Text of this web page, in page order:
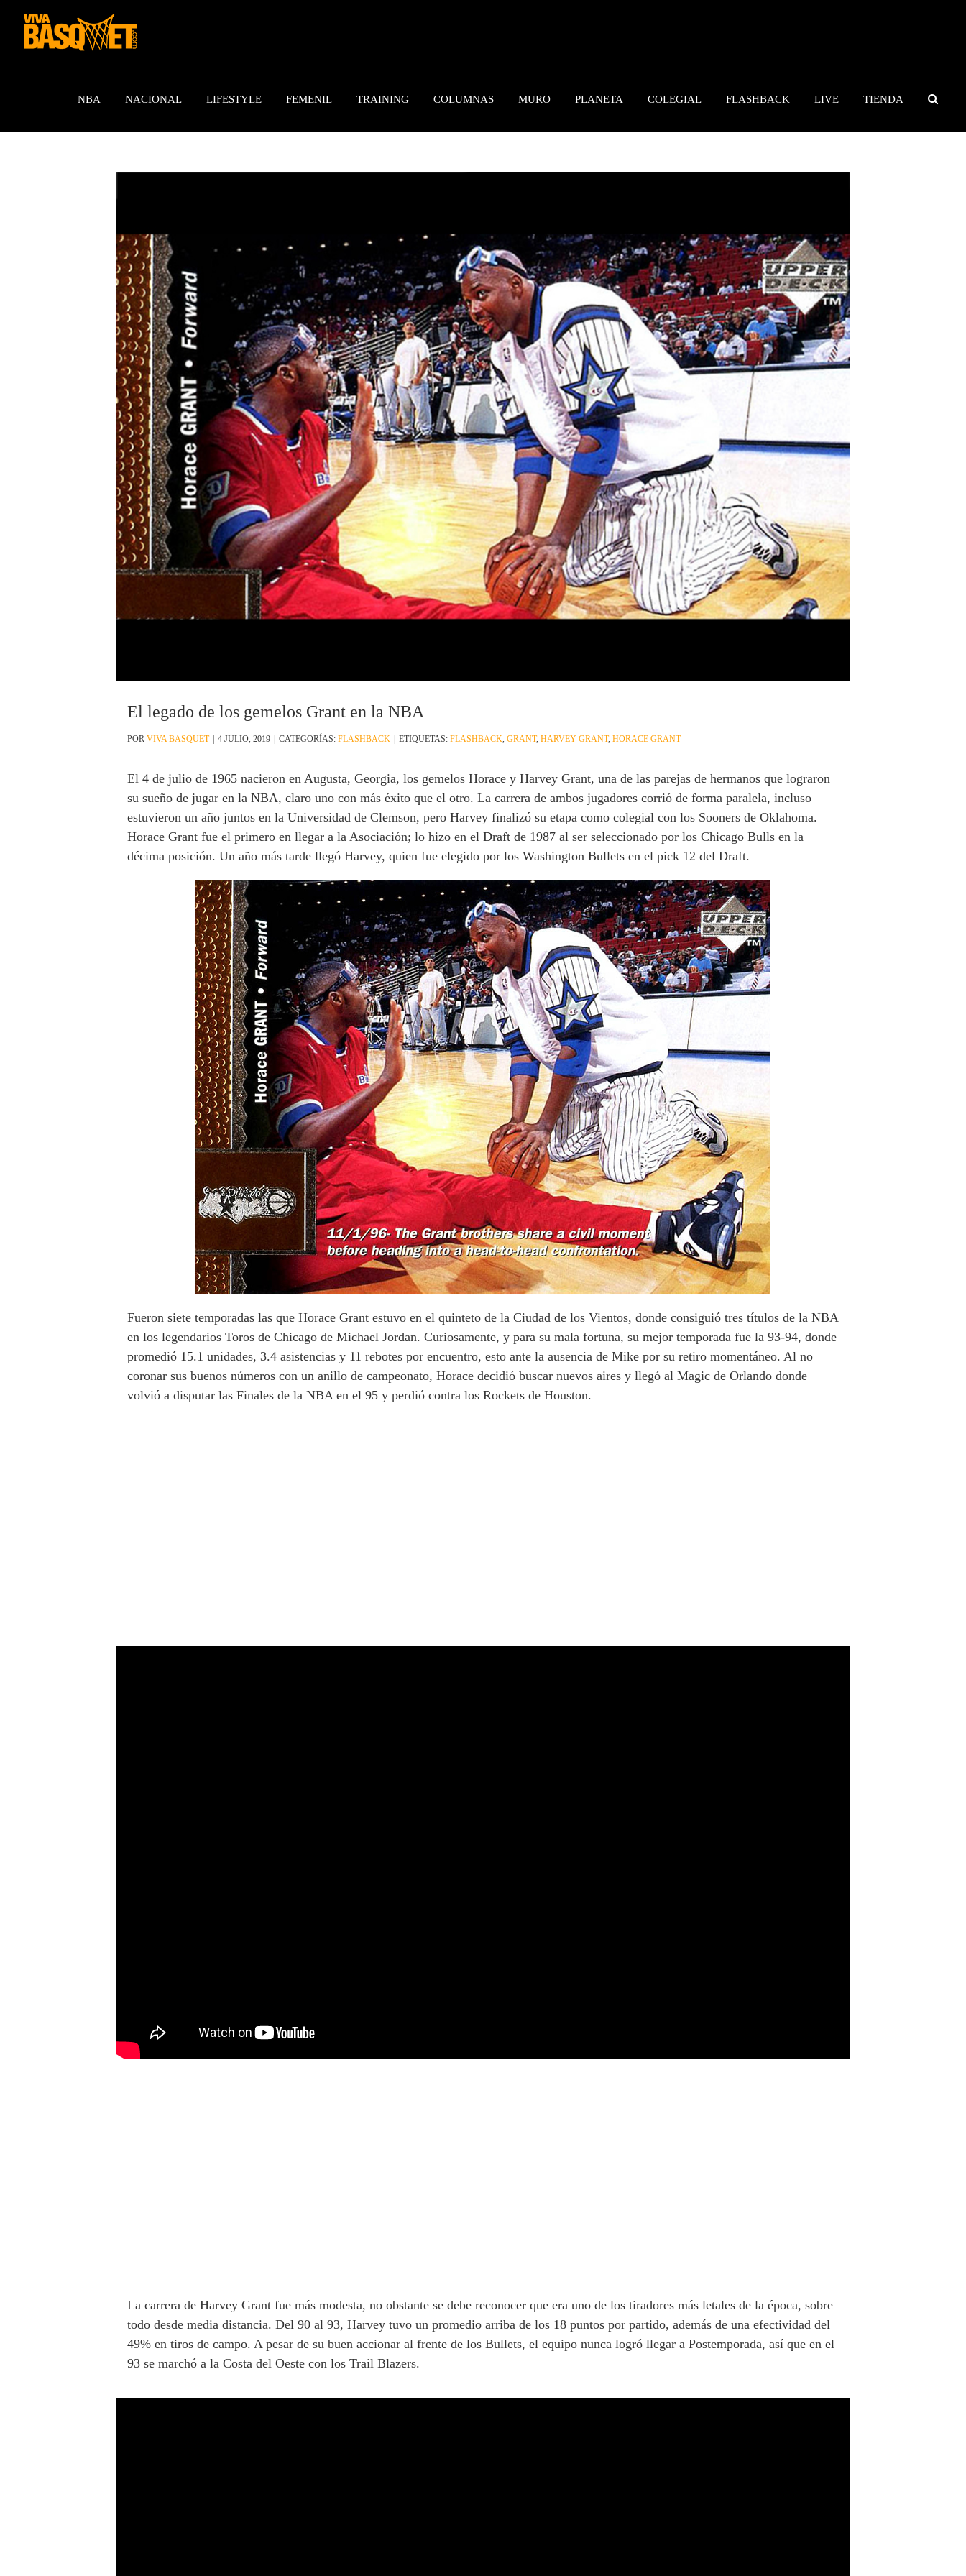
contenido
NBA NACIONAL LIFESTYLE FEMENIL TRAINING COLUMNAS MURO PLANETA COLEGIAL FLASHBACK LIVE TIENDA
El legado de los gemelos Grant en la NBA
POR VIVA BASQUET 4 JULIO, 2019 CATEGORÍAS: FLASHBACK ETIQUETAS: FLASHBACK, GRANT, HARVEY GRANT, HORACE GRANT
El 4 de julio de 1965 nacieron en Augusta, Georgia, los gemelos Horace y Harvey Grant, una de las parejas de hermanos que lograron
su sueño de jugar en la NBA, claro uno con más éxito que el otro. La carrera de ambos jugadores corrió de forma paralela, incluso
estuvieron un año juntos en la Universidad de Clemson, pero Harvey finalizó su etapa como colegial con los Sooners de Oklahoma.
Horace Grant fue el primero en llegar a la Asociación; lo hizo en el Draft de 1987 al ser seleccionado por los Chicago Bulls en la
décima posición. Un año más tarde llegó Harvey, quien fue elegido por los Washington Bullets en el pick 12 del Draft.
Fueron siete temporadas las que Horace Grant estuvo en el quinteto de la Ciudad de los Vientos, donde consiguió tres títulos de la NBA
en los legendarios Toros de Chicago de Michael Jordan. Curiosamente, y para su mala fortuna, su mejor temporada fue la 93-94, donde
promedió 15.1 unidades, 3.4 asistencias y 11 rebotes por encuentro, esto ante la ausencia de Mike por su retiro momentáneo. Al no
coronar sus buenos números con un anillo de campeonato, Horace decidió buscar nuevos aires y llegó al Magic de Orlando donde
volvió a disputar las Finales de la NBA en el 95 y perdió contra los Rockets de Houston.
La carrera de Harvey Grant fue más modesta, no obstante se debe reconocer que era uno de los tiradores más letales de la época, sobre
todo desde media distancia. Del 90 al 93, Harvey tuvo un promedio arriba de los 18 puntos por partido, además de una efectividad del
49% en tiros de campo. A pesar de su buen accionar al frente de los Bullets, el equipo nunca logró llegar a Postemporada, así que en el
93 se marchó a la Costa del Oeste con los Trail Blazers.